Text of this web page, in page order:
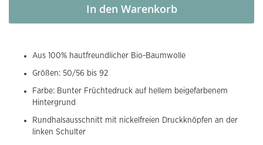
In den Warenkorb
Aus 100% hautfreundlicher Bio-Baumwolle
Größen: 50/56 bis 92
Farbe: Bunter Früchtedruck auf hellem beigefarbenem
Hintergrund
Rundhalsausschnitt mit nickelfreien Druckknöpfen an der
linken Schulter